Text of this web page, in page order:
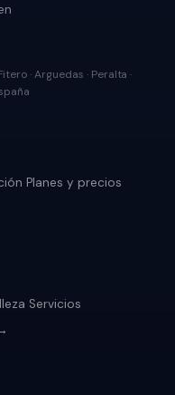
· Arguedas · Peralta ·
Planes y precios
Servicios